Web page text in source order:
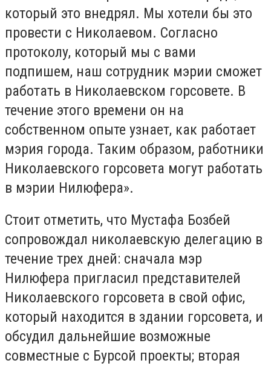
который это внедрял. Мы хотели бы это
провести с Николаевом. Согласно
протоколу, который мы с вами
подпишем, наш сотрудник мэрии сможет
работать в Николаевском горсовете. В
течение этого времени он на
собственном опыте узнает, как работает
мэрия города. Таким образом, работники
Николаевского горсовета могут работать
в мэрии Нилюфера».
Стоит отметить, что Мустафа Бозбей
сопровождал николаевскую делегацию в
течение трех дней: сначала мэр
Нилюфера пригласил представителей
Николаевского горсовета в свой офис,
который находится в здании горсовета, и
обсудил дальнейшие возможные
совместные с Бурсой проекты; вторая